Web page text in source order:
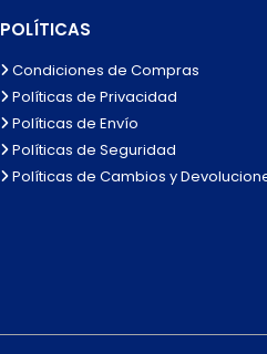
POLÍTICAS
Condiciones de Compras
Políticas de Privacidad
Políticas de Envío
Políticas de Seguridad
Políticas de Cambios y